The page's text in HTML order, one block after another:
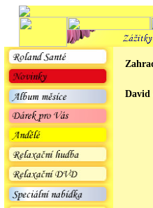
David